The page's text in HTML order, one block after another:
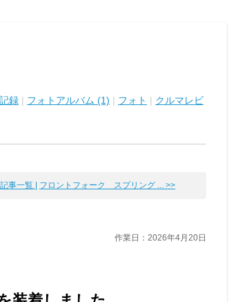
録 | フォトアルバム (1) | フォト | クルマレビ
| 記事一覧 | フロントフォーク スプリング ... >>
作業日：2026年4月20日